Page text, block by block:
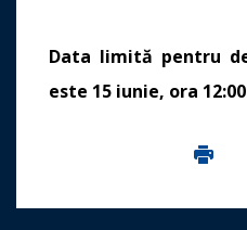
Data limită pentru
este 15 iunie, ora 12:00